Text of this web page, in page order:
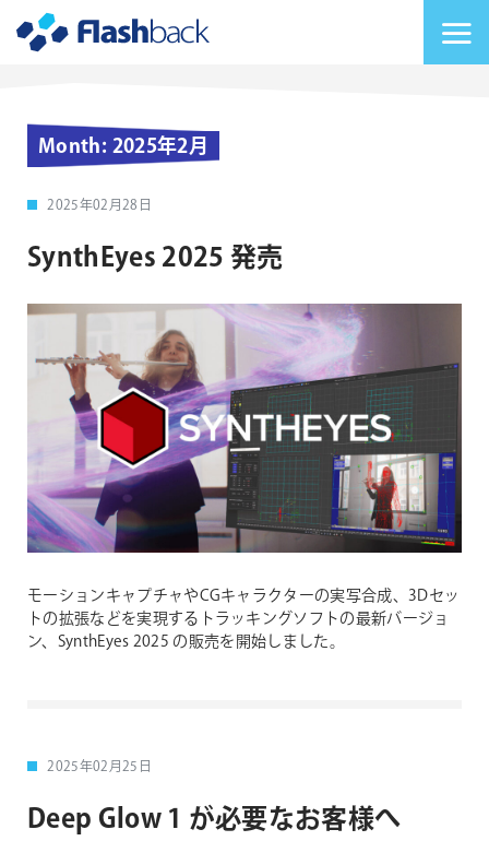
Month: 2025年2月
2025年02月28日
SynthEyes 2025 発売
モーションキャプチャやCGキャラクターの実写合成、3Dセッ
トの拡張などを実現するトラッキングソフトの最新バージョ
ン、SynthEyes 2025 の販売を開始しました。
2025年02月25日
Deep Glow 1 が必要なお客様へ